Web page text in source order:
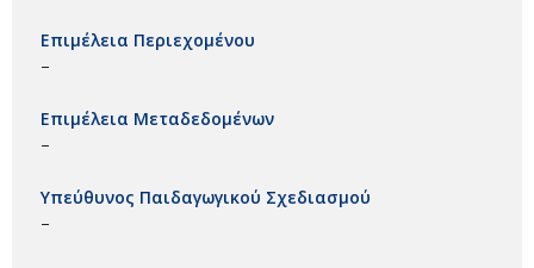
Επιμέλεια Περιεχομένου
–
Επιμέλεια Μεταδεδομένων
–
Υπεύθυνος Παιδαγωγικού Σχεδιασμού
–